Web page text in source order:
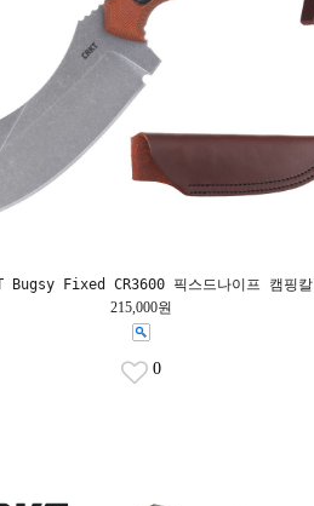
Bugsy Fixed CR3600 픽스드나이프 캠핑칼
215,000원
0